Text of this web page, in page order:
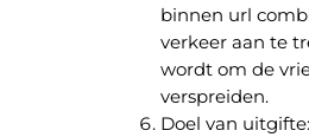
binnen url
verkeer aan te
wordt om de
verspreiden.
Doel van